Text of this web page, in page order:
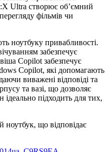
Ultra створює об’ємний
фільмів чи
ноутбуку привабливості.
забезпечує
Copilot забезпечує
Copilot, які допомагають
виважені відповіді та
та вазі, що дозволяє
ідеально підходить для тих,
ноутбук, що відповідає